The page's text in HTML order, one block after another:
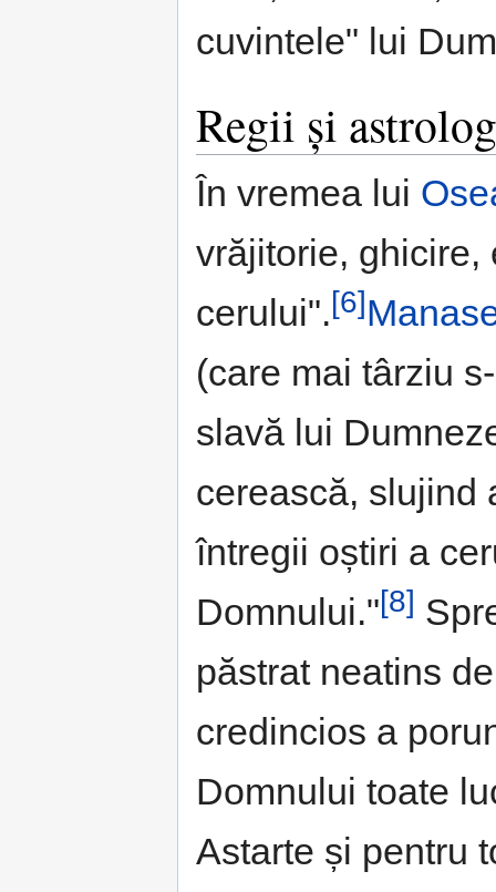
cuvintele" lui
Regii și
În vremea lui
vrăjitorie, ghicire,
cerului".[6]
(care mai târziu
slavă lui
cerească, slujind
întregii oștiri a
Domnului."[8]
păstrat neatins
credincios a
Domnului toate
Astarte și pentru